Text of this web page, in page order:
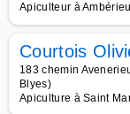
Apiculteur à
Courtois
183 chemin
Blyes)
Apiculture à Saint